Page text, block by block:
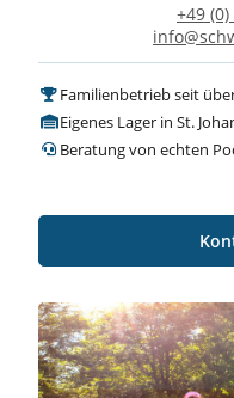
+49
Familienbetrieb seit
Eigenes Lager in St.
Beratung von echten